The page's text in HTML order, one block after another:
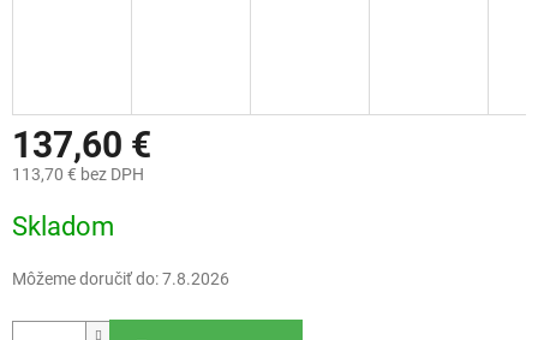
137,60 €
113,70 € bez DPH
cena:
Skladom
Môžeme doručiť do:7.8.2026